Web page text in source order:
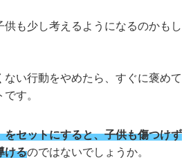
供も少し考えるようになるのかもし
ない行動をやめたら、すぐに褒めて
す。
をセットにすると、子供も傷つけず
けるのではないでしょうか。